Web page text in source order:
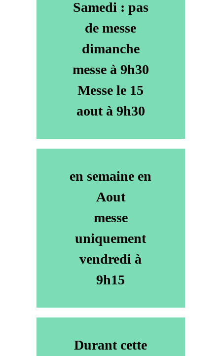
Samedi : pas
de messe
dimanche
messe à 9h30
Messe le 15
aout à 9h30
en semaine en
Aout
messe
uniquement
vendredi à
9h15
Durant cette